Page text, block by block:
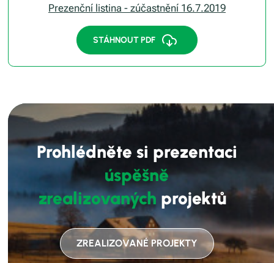
Prezenční listina - zúčastnění 16.7.2019
STÁHNOUT PDF
Prohlédněte si prezentaci
úspěšně
zrealizovaných projektů
ZREALIZOVANÉ PROJEKTY